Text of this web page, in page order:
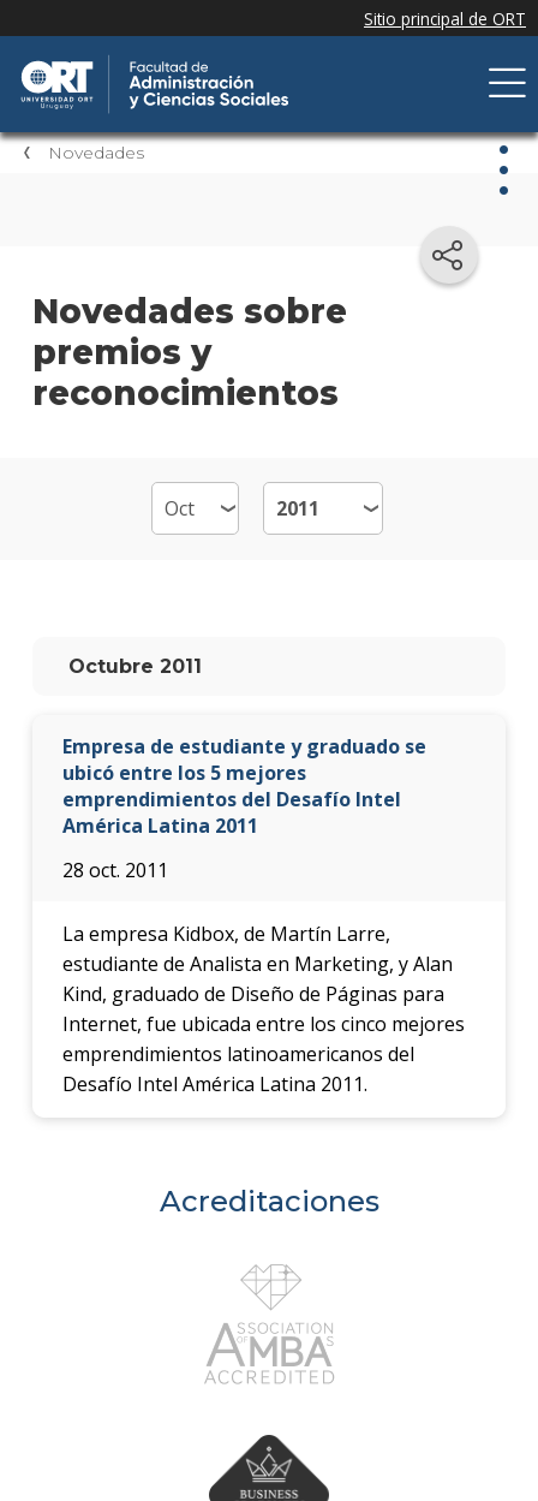
Novedades
Novedades sobre
premios y
reconocimientos
Octubre 2011
Empresa de estudiante y graduado se
ubicó entre los 5 mejores
emprendimientos del Desafío Intel
América Latina 2011
28 oct. 2011
La empresa Kidbox, de Martín Larre,
estudiante de Analista en Marketing, y Alan
Kind, graduado de Diseño de Páginas para
Internet, fue ubicada entre los cinco mejores
emprendimientos latinoamericanos del
Desafío Intel América Latina 2011.
Acreditaciones